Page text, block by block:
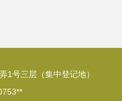
1号三层（集中登记地）